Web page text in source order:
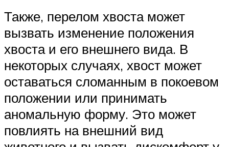
Также, перелом хвоста может
вызвать изменение положения
хвоста и его внешнего вида. В
некоторых случаях, хвост может
оставаться сломанным в покоевом
положении или принимать
аномальную форму. Это может
повлиять на внешний вид